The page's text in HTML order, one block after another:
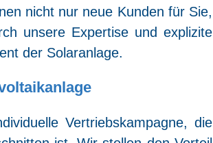
nicht nur neue Kun­den für Sie,
unse­re Exper­ti­se und expli­zi­te
der Solaranlage.
Ver­triebs­kam­pa­gne, die